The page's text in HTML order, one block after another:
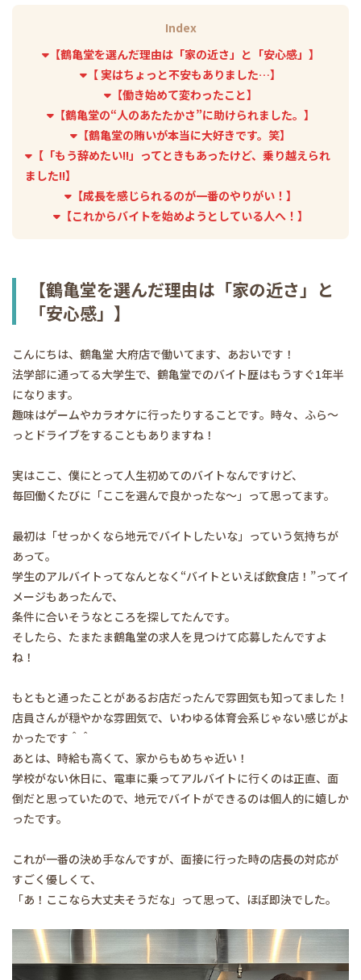
Index
【鶴亀堂を選んだ理由は「家の近さ」と「安心感」】
【 実はちょっと不安もありました…】
【働き始めて変わったこと】
【鶴亀堂の“人のあたたかさ”に助けられました。】
【鶴亀堂の賄いが本当に大好きです。笑】
【「もう辞めたい!!」ってときもあったけど、乗り越えられ
ました!!】
【成長を感じられるのが一番のやりがい！】
【これからバイトを始めようとしている人へ！】
【鶴亀堂を選んだ理由は「家の近さ」と
「安心感」】
こんにちは、鶴亀堂 大府店で働いてます、あおいです！
法学部に通ってる大学生で、鶴亀堂でのバイト歴はもうすぐ1年半
になります。
趣味はゲームやカラオケに行ったりすることです。時々、ふら〜
っとドライブをすることもありますね！
実はここ、僕にとって人生初めてのバイトなんですけど、
毎回働くたびに「ここを選んで良かったな〜」って思ってます。
最初は「せっかくなら地元でバイトしたいな」っていう気持ちが
あって。
学生のアルバイトってなんとなく“バイトといえば飲食店！”ってイ
メージもあったんで、
条件に合いそうなところを探してたんです。
そしたら、たまたま鶴亀堂の求人を見つけて応募したんですよ
ね！
もともと通ったことがあるお店だったんで雰囲気も知ってました！
店員さんが穏やかな雰囲気で、いわゆる体育会系じゃない感じがよ
かったです＾＾
あとは、時給も高くて、家からもめちゃ近い！
学校がない休日に、電車に乗ってアルバイトに行くのは正直、面
倒だと思っていたので、地元でバイトができるのは個人的に嬉しか
ったです。
これが一番の決め手なんですが、面接に行った時の店長の対応が
すごく優しくて、
「あ！ここなら大丈夫そうだな」って思って、ほぼ即決でした。